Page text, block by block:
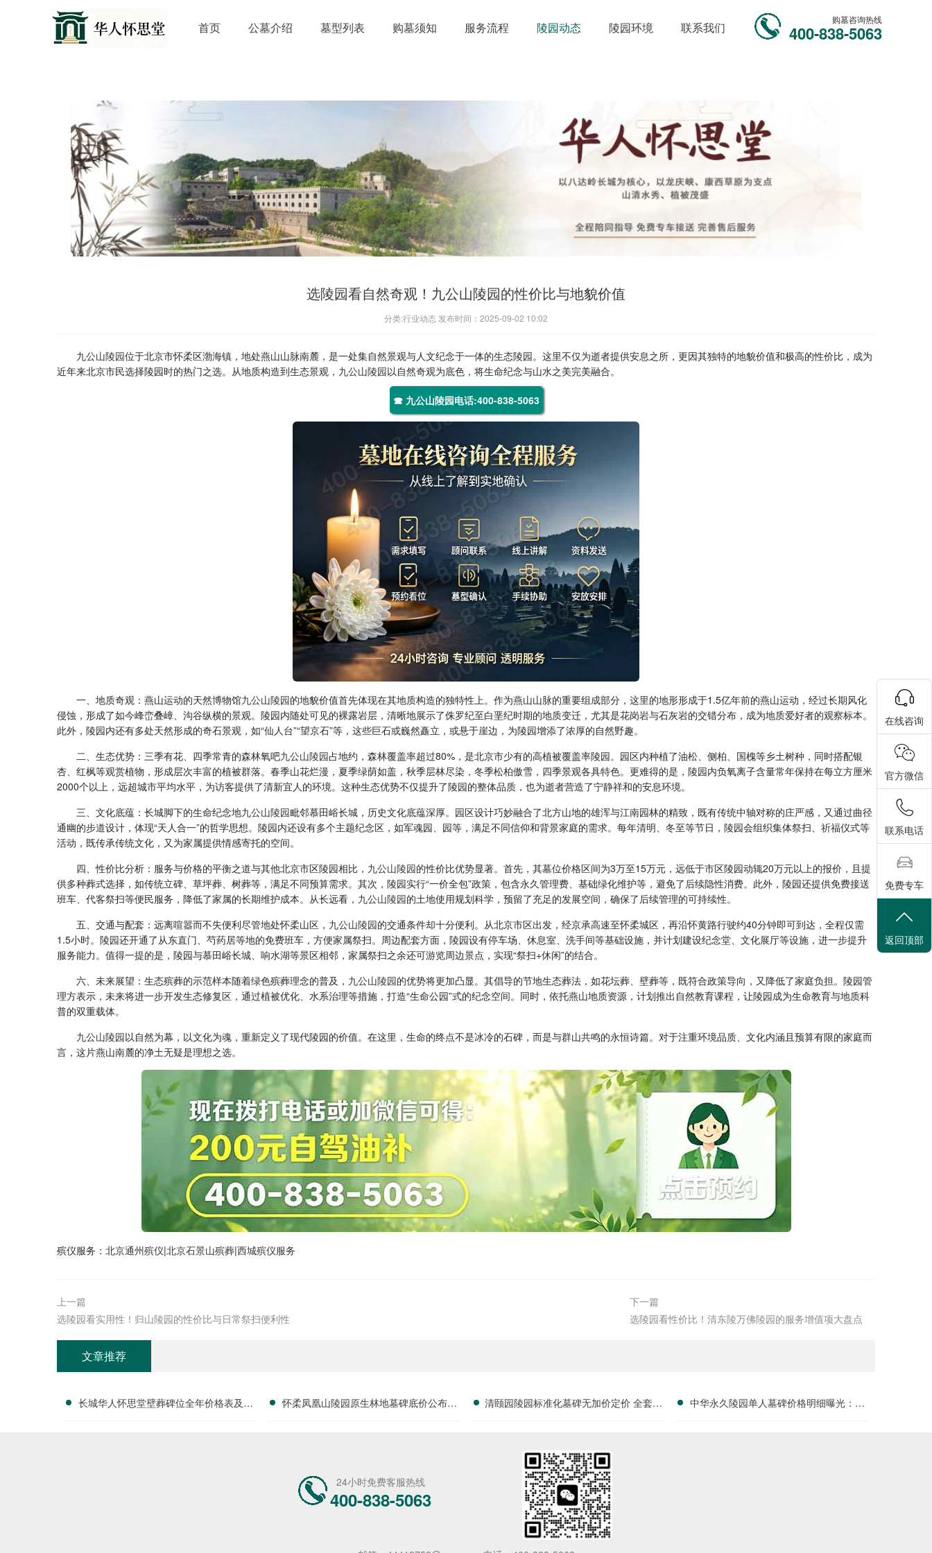
首页 公墓介绍 墓型列表 购墓须知 服务流程 陵园动态 陵园环境 联系我们
购墓咨询热线
400-838-5063
选陵园看自然奇观！九公山陵园的性价比与地貌价值
分类:行业动态 发布时间：2025-09-02 10:02
九公山陵园位于北京市怀柔区渤海镇，地处燕山山脉南麓，是一处集自然景观与人文纪念于一体的生态陵园。这里不仅为逝者提供安息之所，更因其独特的地貌价值和极高的性价比，成为
近年来北京市民选择陵园时的热门之选。从地质构造到生态景观， 九公山陵园以自然奇观为底色，将生命纪念与山水之美完美融合。
☎ 九公山陵园电话:400-838-5063
一、地质奇观：燕山运动的天然博物馆九公山陵园的地貌价值首先体现在其地质构造的独特性上。作为燕山山脉的重要组成部分，这里的地形形成于1.5亿年前的燕山运动，经过长期风化
侵蚀，形成了如今峰峦叠嶂、沟谷纵横的景观。陵园内随处可见的裸露岩层，清晰地展示了侏罗纪至白垩纪时期的地质变迁，尤其是花岗岩与石灰岩的交错分布，成为地质爱好者的观察标本。
此外，陵园内还有多处天然形成的奇石景观，如“仙人台”“望京石”等，这些巨石或巍然矗立，或悬于崖边，为陵园增添了浓厚的自然野趣。
二、生态优势：三季有花、四季常青的森林氧吧九公山陵园占地约，森林覆盖率超过80%，是北京市少有的高植被覆盖率陵园。园区内种植了油松、侧柏、国槐等乡土树种，同时搭配银
杏、红枫等观赏植物，形成层次丰富的植被群落。春季山花烂漫，夏季绿荫如盖，秋季层林尽染，冬季松柏傲雪，四季景观各具特色。更难得的是，陵园内负氧离子含量常年保持在每立方厘米
2000个以上，远超城市平均水平，为访客提供了清新宜人的环境。这种生态优势不仅提升了陵园的整体品质，也为逝者营造了宁静祥和的安息环境。
三、文化底蕴：长城脚下的生命纪念地九公山陵园毗邻慕田峪长城，历史文化底蕴深厚。园区设计巧妙融合了北方山地的雄浑与江南园林的精致，既有传统中轴对称的庄严感，又通过曲径
通幽的步道设计，体现“天人合一”的哲学思想。陵园内还设有多个主题纪念区，如军魂园、园等，满足不同信仰和背景家庭的需求。每年清明、冬至等节日，陵园会组织集体祭扫、祈福仪式等
活动，既传承传统文化，又为家属提供情感寄托的空间。
四、性价比分析：服务与价格的平衡之道与其他北京市区陵园相比， 九公山陵园的性价比优势显著。首先，其墓位价格区间为3万至15万元，远低于市区陵园动辄20万元以上的报价，且提
供多种葬式选择，如传统立碑、草坪葬、树葬等，满足不同预算需求。其次，陵园实行“一价全包”政策，包含永久管理费、基础绿化维护等，避免了后续隐性消费。此外，陵园还提供免费接送
班车、代客祭扫等便民服务，降低了家属的长期维护成本。从长远看， 九公山陵园的土地使用规划科学，预留了充足的发展空间，确保了后续管理的可持续性。
五、交通与配套：远离喧嚣而不失便利尽管地处怀柔山区， 九公山陵园的交通条件却十分便利。从北京市区出发，经京承高速至怀柔城区，再沿怀黄路行驶约40分钟即可到达，全程仅需
1.5小时。陵园还开通了从东直门、芍药居等地的免费班车，方便家属祭扫。周边配套方面，陵园设有停车场、休息室、洗手间等基础设施，并计划建设纪念堂、文化展厅等设施，进一步提升
服务能力。值得一提的是，陵园与慕田峪长城、响水湖等景区相邻，家属祭扫之余还可游览周边景点，实现“祭扫+休闲”的结合。
六、未来展望：生态殡葬的示范样本随着绿色殡葬理念的普及， 九公山陵园的优势将更加凸显。其倡导的节地生态葬法，如花坛葬、壁葬等，既符合政策导向，又降低了家庭负担。陵园管
理方表示，未来将进一步开发生态修复区，通过植被优化、水系治理等措施，打造“生命公园”式的纪念空间。同时，依托燕山地质资源，计划推出自然教育课程，让陵园成为生命教育与地质科
普的双重载体。
九公山陵园以自然为幕，以文化为魂，重新定义了现代陵园的价值。在这里，生命的终点不是冰冷的石碑，而是与群山共鸣的永恒诗篇。对于注重环境品质、文化内涵且预算有限的家庭而
言，这片燕山南麓的净土无疑是理想之选。‌
殡仪服务： 北京通州殡仪|北京石景山殡葬|西城殡仪服务
上一篇
选陵园看实用性！归山陵园的性价比与日常祭扫便利性
下一篇
选陵园看性价比！清东陵万佛陵园的服务增值项大盘点
文章推荐
长城华人怀思堂壁葬碑位全年价格表及团
怀柔凤凰山陵园原生林地墓碑底价公布，
清颐园陵园标准化墓碑无加价定价 全套刻
中华永久陵园单人墓碑价格明细曝光：淡
24小时免费客服热线
400-838-5063
在线咨询
官方微信
联系电话
免费专车
返回顶部